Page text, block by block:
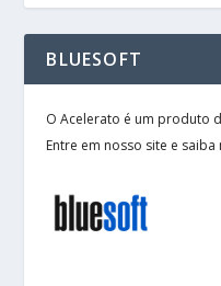
BLUESOFT
O Acelerato é um produto
Entre em nosso site e